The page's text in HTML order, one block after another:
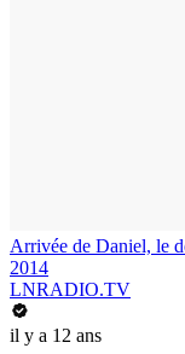
Arrivée de Daniel, le
2014
LNRADIO.TV
il y a 12 ans